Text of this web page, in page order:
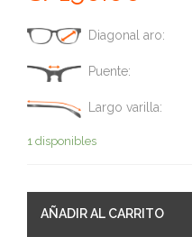
Diagonal aro:
Puente:
Largo varilla:
1 disponibles
AÑADIR AL CARRITO